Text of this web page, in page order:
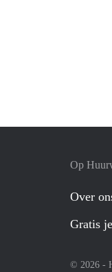
Op
Over
Gratis
© 2026 -